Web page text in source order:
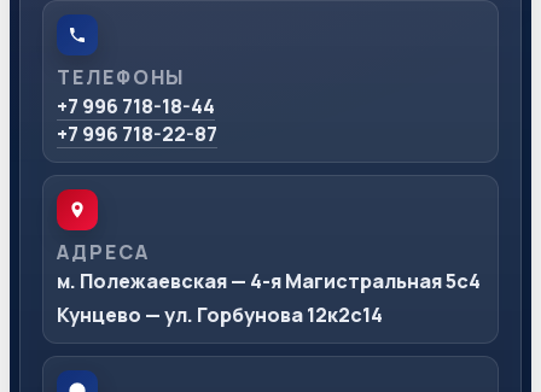
ТЕЛЕФОНЫ
+7 996 718-18-44
+7 996 718-22-87
АДРЕСА
м. Полежаевская — 4-я Магистральная 5с4
Кунцево — ул. Горбунова 12к2с14